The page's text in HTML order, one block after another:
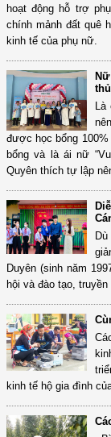
hoạt động hỗ trợ
chính mảnh đất quê
kinh tế của phụ nữ.
Là
được học bổng
bổng và là ái nữ
Quyên thích tự lập
Duyên (sinh năm
hội và đào tạo,
kinh tế hộ gia đình